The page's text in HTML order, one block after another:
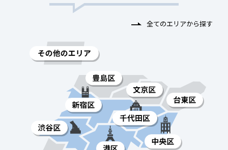
全てのエリアから探す